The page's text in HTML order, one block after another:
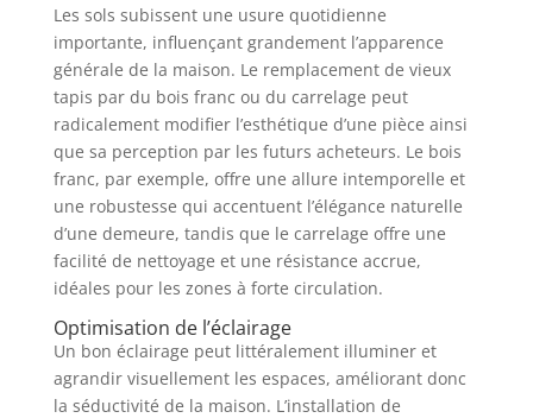
Les sols subissent une usure quotidienne
importante, influençant grandement l’apparence
générale de la maison. Le remplacement de vieux
tapis par du bois franc ou du carrelage peut
radicalement modifier l’esthétique d’une pièce ainsi
que sa perception par les futurs acheteurs. Le bois
franc, par exemple, offre une allure intemporelle et
une robustesse qui accentuent l’élégance naturelle
d’une demeure, tandis que le carrelage offre une
facilité de nettoyage et une résistance accrue,
idéales pour les zones à forte circulation.
Optimisation de l’éclairage
Un bon éclairage peut littéralement illuminer et
agrandir visuellement les espaces, améliorant donc
la séductivité de la maison. L’installation de